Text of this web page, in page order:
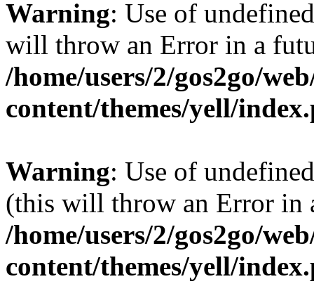
Warning: Use of
will throw an Error in a
/home/users/2/gos2go/
content/themes/yell/
Warning: Use of
(this will throw an Error in
/home/users/2/gos2go/
content/themes/yell/